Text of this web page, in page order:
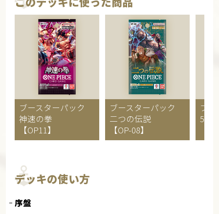
ブースターパック
神速の拳
【OP11】
ブースターパック
二つの伝説
【OP-08】
ブ
500
デッキの使い方
序盤